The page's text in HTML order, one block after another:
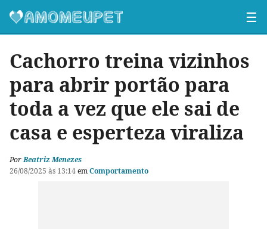
☰
Cachorro treina vizinhos
para abrir portão para
toda a vez que ele sai de
casa e esperteza viraliza
PorBeatriz Menezes
26/08/2025 às 13:14emComportamento